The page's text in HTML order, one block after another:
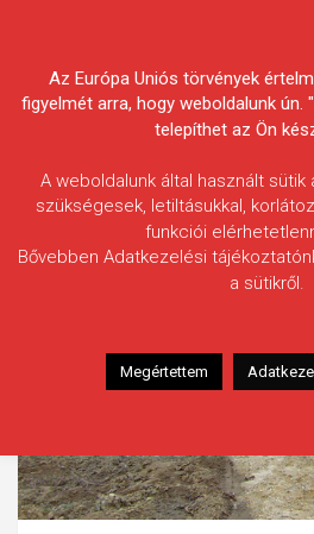
Egyesületek
Az Európa Uniós törvények
figyelmét arra, hogy weboldalunk ún.
telepíthet az Ön
A weboldalunk által használt
szükségesek, letiltásukkal,
funkciói
Bővebben Adatkezelési
a sütikről.
Megértettem